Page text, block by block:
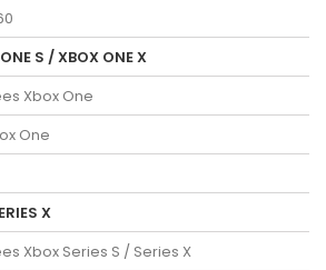
S / XBOX ONE X
Xbox One
One
X
Xbox Series S / Series X